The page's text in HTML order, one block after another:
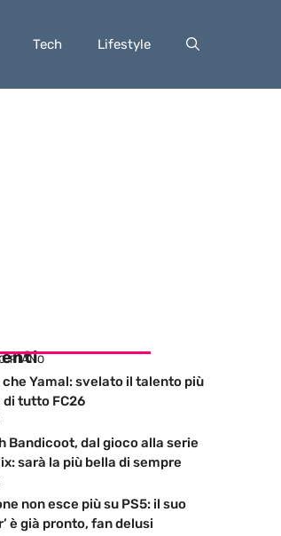
Tech Lifestyle
PIANO
Yamal: svelato il talento più
tutto FC26
Bandicoot, dal gioco alla serie
sarà la più bella di sempre
non esce più su PS5: il suo
è già pronto, fan delusi